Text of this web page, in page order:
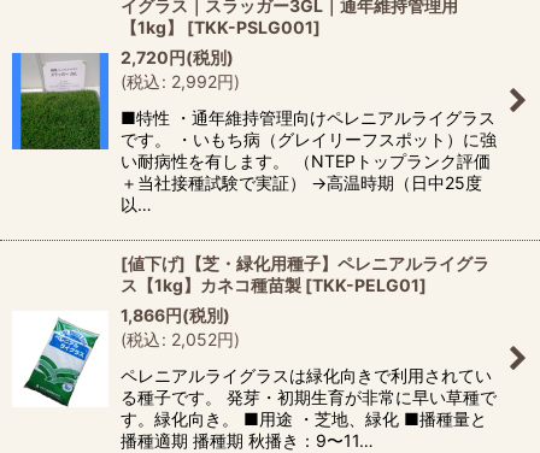
イグラス｜スラッガー3GL｜通年維持管理用
【1kg】
[TKK-PSLG001]
2,720円(税別)
(税込: 2,992円)
■特性 ・通年維持管理向けペレニアルライグラス
です。 ・いもち病（グレイリーフスポット）に強
い耐病性を有します。 （NTEPトップランク評価
＋当社接種試験で実証） →高温時期（日中25度
以…
[値下げ]【芝・緑化用種子】ペレニアルライグラ
ス【1kg】カネコ種苗製 [TKK-PELG01]
1,866円(税別)
(税込: 2,052円)
ペレニアルライグラスは緑化向きで利用されてい
る種子です。 発芽・初期生育が非常に早い草種で
す。緑化向き。 ■用途 ・芝地、緑化 ■播種量と
播種適期 播種期 秋播き：9〜11…